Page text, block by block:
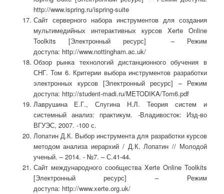
http://www.ispring.ru/ispring-suite
Сайт серверного набора инструментов для создания
мультимедийных интерактивных курсов Xerte Online
Toolkits [Электронный ресурс] – Режим
доступа: http://www.nottingham.ac.uk/
Обзор рынка технологий дистанционного обучения в
СНГ. Том 6. Критерии выбора инструментов разработки
электронных курсов [Электронный ресурс] – Режим
доступа: http://student-madi.ru/METODIKA/Tom6.pdf
Лаврушина Е.Г., Слугина Н.Л. Теория систем и
системный анализ: практикум. -Владивосток: Изд-во
ВГУЭС, 2007. -100 с.
Лопатин Д.К. Выбор инструмента для разработки курсов
методом анализа иерархий / Д.К. Лопатин // Молодой
ученый. – 2014. - №7. – С.41-44.
Сайт международного сообщества Xerte Online Toolkits
[Электронный ресурс] – Режим
доступа: http://www.xerte.org.uk/